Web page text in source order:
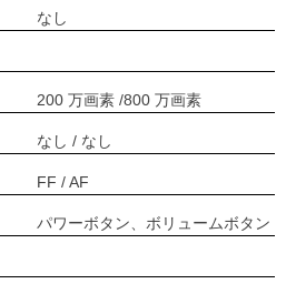
なし
200 万画素 /800 万画素
なし / なし
FF / AF
パワーボタン、ボリュームボタン